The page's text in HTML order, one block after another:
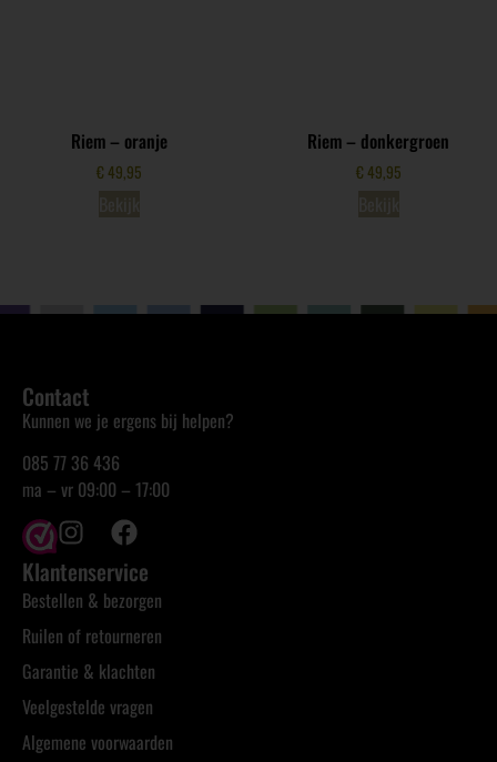
Riem – oranje
€ 49,95
Riem – donkergroen
€ 49,95
Contact
Kunnen we je ergens bij helpen?
085 77 36 436
ma – vr 09:00 – 17:00
Klantenservice
Bestellen & bezorgen
Ruilen of retourneren
Garantie & klachten
Veelgestelde vragen
Algemene voorwaarden